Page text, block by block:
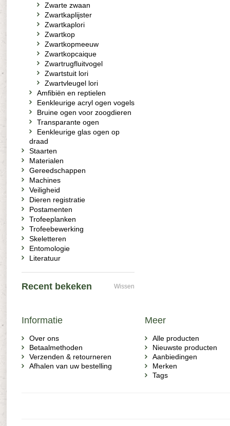
Zwarte zwaan
Zwartkaplijster
Zwartkaplori
Zwartkop
Zwartkopmeeuw
Zwartkopcaique
Zwartrugfluitvogel
Zwartstuit lori
Zwartvleugel lori
Amfibiën en reptielen
Eenkleurige acryl ogen vogels
Bruine ogen voor zoogdieren
Transparante ogen
Eenkleurige glas ogen op
draad
Staarten
Materialen
Gereedschappen
Machines
Veiligheid
Dieren registratie
Postamenten
Trofeeplanken
Trofeebewerking
Skeletteren
Entomologie
Literatuur
Recent bekeken Wissen
Informatie
Over ons
Betaalmethoden
Verzenden & retourneren
Afhalen van uw bestelling
Meer
Alle producten
Nieuwste producten
Aanbiedingen
Merken
Tags